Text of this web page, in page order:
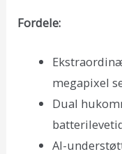
Fordele:
megapixel
Dual
AI-